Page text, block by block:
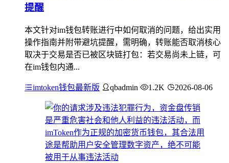
提醒
本文针对im钱包转账进行中如何取消的问题，给出实用
操作指南并附带避坑提醒，需明确，转账能否取消核心
取决于交易是否已被区块链打包：若交易尚未上链，可
在im钱包内通...
imtoken钱包最新版 qbadmin 1.2K 2026-08-06